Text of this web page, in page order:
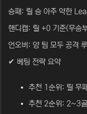
승패: 릴 승 아주 약한
핸디캡: 릴 +0 기준(무승
언오버: 양 팀 모두 공격
✔ 베팅 전략 요약
추천 1순위: 릴 무
추천 2순위: 2~3